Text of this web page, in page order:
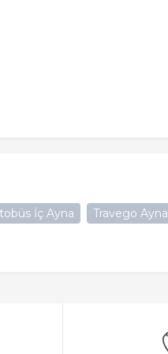
İç Ayna Travego Ayna